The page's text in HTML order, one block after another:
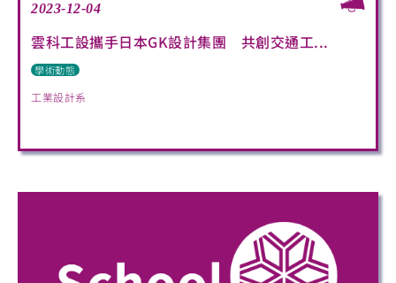
2023-12-04
雲科工設攜手日本GK設計集團 共創交通工...
學術動態
工業設計系